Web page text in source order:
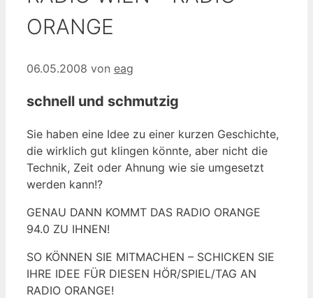
ORANGE
06.05.2008 von eag
schnell und schmutzig
Sie haben eine Idee zu einer kurzen Geschichte,
die wirklich gut klingen könnte, aber nicht die
Technik, Zeit oder Ahnung wie sie umgesetzt
werden kann!?
GENAU DANN KOMMT DAS RADIO ORANGE
94.0 ZU IHNEN!
SO KÖNNEN SIE MITMACHEN – SCHICKEN SIE
IHRE IDEE FÜR DIESEN HÖR/SPIEL/TAG AN
RADIO ORANGE!